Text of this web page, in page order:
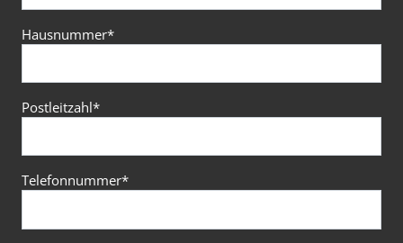
Hausnummer*
Postleitzahl*
Telefonnummer*